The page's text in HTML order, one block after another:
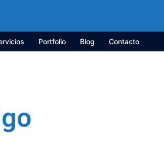
Portfolio Blog Contacto